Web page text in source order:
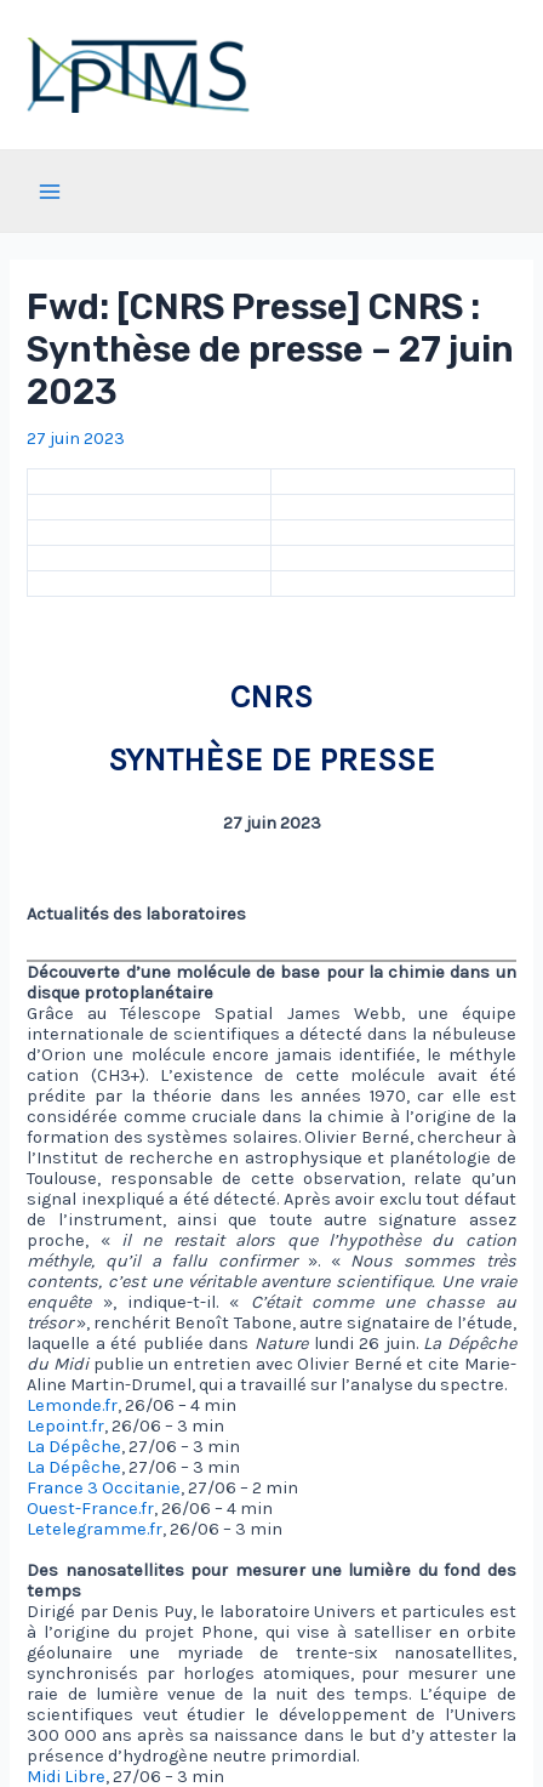
contenu
Fwd: [CNRS Presse] CNRS :
Synthèse de presse – 27 juin
2023
27 juin 2023
CNRS
SYNTHÈSE DE PRESSE
27 juin 2023
Actualités des laboratoires
Découverte d’une molécule de base pour la chimie dans un
disque protoplanétaire
Grâce au Télescope Spatial James Webb, une équipe
internationale de scientifiques a détecté dans la nébuleuse
d’Orion une molécule encore jamais identifiée, le méthyle
cation (CH3+). L’existence de cette molécule avait été
prédite par la théorie dans les années 1970, car elle est
considérée comme cruciale dans la chimie à l’origine de la
formation des systèmes solaires. Olivier Berné, chercheur à
l’Institut de recherche en astrophysique et planétologie de
Toulouse, responsable de cette observation, relate qu’un
signal inexpliqué a été détecté. Après avoir exclu tout défaut
de l’instrument, ainsi que toute autre signature assez
proche, « il ne restait alors que l’hypothèse du cation
méthyle, qu’il a fallu confirmer». « Nous sommes très
contents, c’est une véritable aventure scientifique. Une vraie
enquête», indique-t-il. « C’était comme une chasse au
trésor», renchérit Benoît Tabone, autre signataire de l’étude,
laquelle a été publiée dans Naturelundi 26 juin. La Dépêche
du Midipublie un entretien avec Olivier Berné et cite Marie-
Aline Martin-Drumel, qui a travaillé sur l’analyse du spectre.
Lemonde.fr, 26/06 – 4 min
Lepoint.fr, 26/06 – 3 min
La Dépêche, 27/06 – 3 min
La Dépêche, 27/06 – 3 min
France 3 Occitanie, 27/06 – 2 min
Ouest-France.fr, 26/06 – 4 min
Letelegramme.fr, 26/06 – 3 min
Des nanosatellites pour mesurer une lumière du fond des
temps
Dirigé par Denis Puy, le laboratoire Univers et particules est
à l’origine du projet Phone, qui vise à satelliser en orbite
géolunaire une myriade de trente-six nanosatellites,
synchronisés par horloges atomiques, pour mesurer une
raie de lumière venue de la nuit des temps. L’équipe de
scientifiques veut étudier le développement de l’Univers
300 000 ans après sa naissance dans le but d’y attester la
présence d’hydrogène neutre primordial.
Midi Libre, 27/06 – 3 min